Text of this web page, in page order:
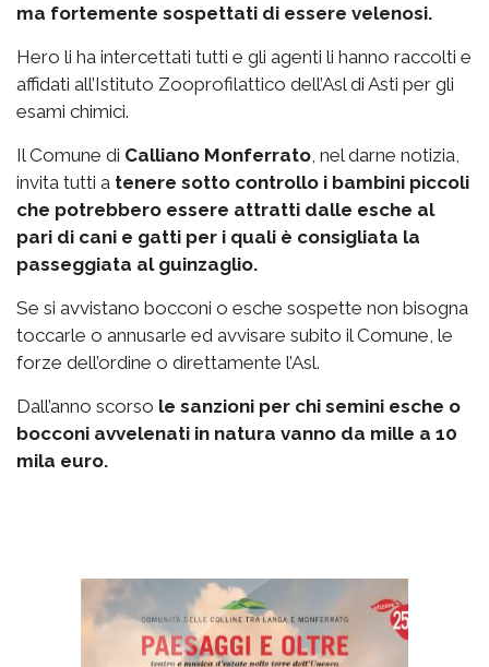
ma fortemente sospettati di essere velenosi.
Hero li ha intercettati tutti e gli agenti li hanno raccolti e
affidati all’Istituto Zooprofilattico dell’Asl di Asti per gli
esami chimici.
Il Comune di Calliano Monferrato , nel darne notizia,
invita tutti a tenere sotto controllo i bambini piccoli
che potrebbero essere attratti dalle esche al
pari di cani e gatti per i quali è consigliata la
passeggiata al guinzaglio.
Se si avvistano bocconi o esche sospette non bisogna
toccarle o annusarle ed avvisare subito il Comune, le
forze dell’ordine o direttamente l’Asl.
Dall’anno scorso le sanzioni per chi semini esche o
bocconi avvelenati in natura vanno da mille a 10
mila euro.